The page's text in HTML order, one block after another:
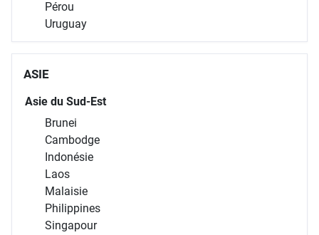
Pérou
Uruguay
ASIE
Asie du Sud-Est
Brunei
Cambodge
Indonésie
Laos
Malaisie
Philippines
Singapour